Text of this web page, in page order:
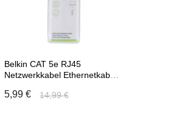
Belkin CAT 5e RJ45
Netzwerkkabel Ethernetkabel
5,99 € 14,99 €